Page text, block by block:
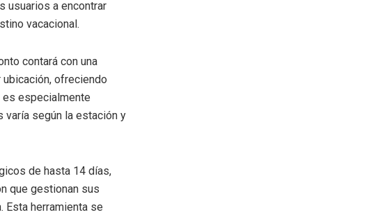
usuarios a encontrar
vacacional.
contará con una
ofreciendo
es especialmente
varía según la estación y
de hasta 14 días,
que gestionan sus
Esta herramienta se